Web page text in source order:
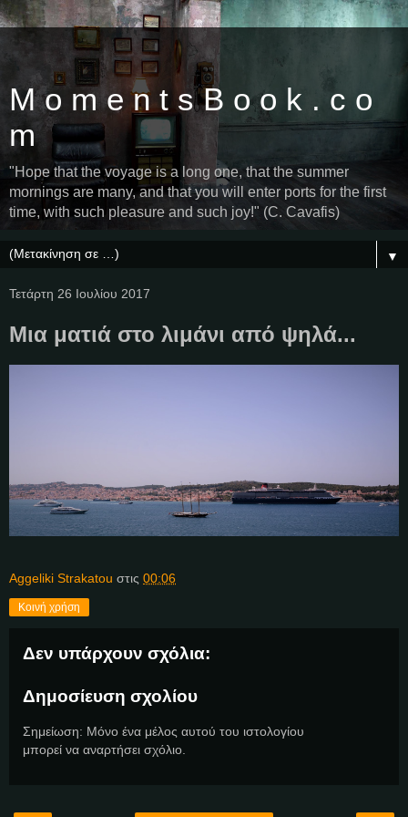
M o m e n t s B o o k . c o
m
"Hope that the voyage is a long one, that the summer
mornings are many, and that you will enter ports for the first
time, with such pleasure and such joy!" (C. Cavafis)
▼
Τετάρτη 26 Ιουλίου 2017
Μια ματιά στο λιμάνι από ψηλά...
Aggeliki Strakatou στις 00:06
Κοινή χρήση
Δεν υπάρχουν σχόλια:
Δημοσίευση σχολίου
Σημείωση: Μόνο ένα μέλος αυτού του ιστολογίου
μπορεί να αναρτήσει σχόλιο.